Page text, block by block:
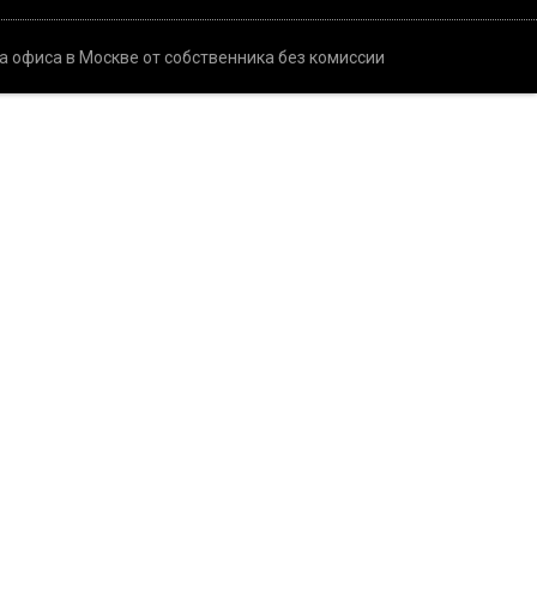
в Москве от собственника без комиссии